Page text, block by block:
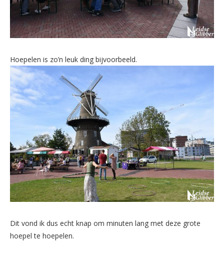
Hoepelen is zo’n leuk ding bijvoorbeeld.
Dit vond ik dus echt knap om minuten lang met deze grote
hoepel te hoepelen.